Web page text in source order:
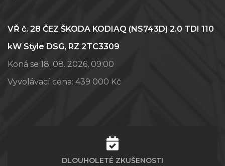
VŘ č. 28 ČEZ ŠKODA KODIAQ (NS743D) 2.0 TDI 110
kW Style DSG, RZ 2TC3309
Koná se 18. 08. 2026, 09:00
Vyvolávací cena: 439 000 Kč
DLOUHOLETÉ ZKUŠENOSTI